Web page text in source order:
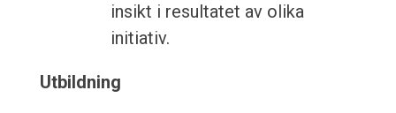
insikt i resultatet av olika
initiativ.
Utbildning